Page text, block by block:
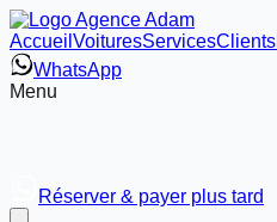
Accueil VoituresServicesClients
WhatsApp
Menu
Réserver & payer plus tard